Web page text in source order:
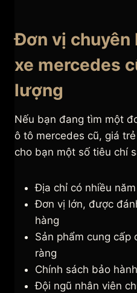
Đơn vị chuyên
xe mercedes
lượng
Nếu bạn đang tìm một
ô tô mercedes cũ, giá
cho bạn một số tiêu chí
Địa chỉ có nhiều
Đơn vị lớn, được
hàng
Sản phẩm cung cấp
ràng
Chính sách bảo
Đội ngũ nhân viên